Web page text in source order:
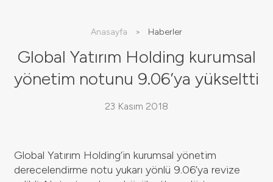
Anasayfa Haberler
Global Yatırım Holding kurumsal
yönetim notunu 9.06’ya yükseltti
23 Kasım 2018
Global Yatırım Holding’in kurumsal yönetim
derecelendirme notu yukarı yönlü 9.06’ya revize